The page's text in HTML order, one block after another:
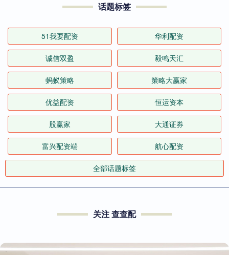
话题标签
51我要配资 华利配资
诚信双盈 毅鸣天汇
蚂蚁策略 策略大赢家
优益配资 恒运资本
股赢家 大通证券
富兴配资端 航心配资
全部话题标签
关注 查查配